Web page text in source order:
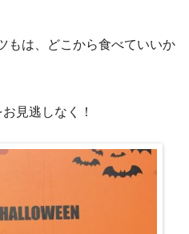
もは、どこから食べていいか
見逃しなく！